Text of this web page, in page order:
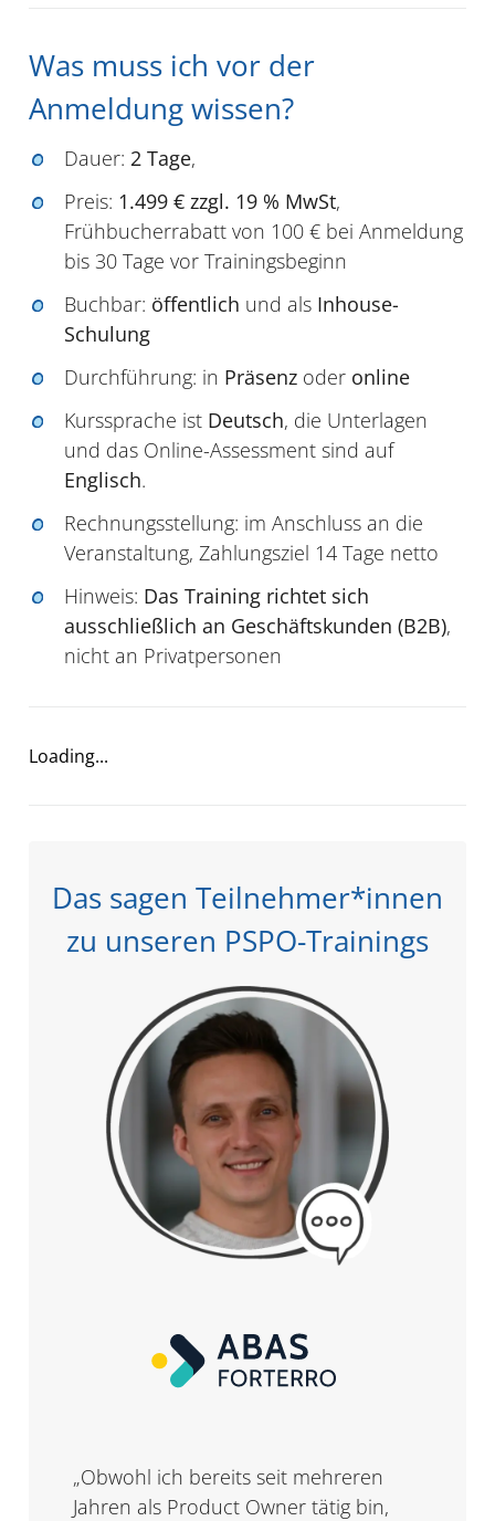
Was muss ich vor der
Anmeldung wissen?
Dauer: 2 Tage,
Preis: 1.499 € zzgl. 19 % MwSt,
Frühbucherrabatt von 100 € bei Anmeldung
bis 30 Tage vor Trainingsbeginn
Buchbar: öffentlich und als Inhouse-
Schulung
Durchführung: in Präsenz oder online
Kurssprache ist Deutsch, die Unterlagen
und das Online-Assessment sind auf
Englisch.
Rechnungsstellung: im Anschluss an die
Veranstaltung, Zahlungsziel 14 Tage netto
Hinweis: Das Training richtet sich
ausschließlich an Geschäftskunden (B2B),
nicht an Privatpersonen
Loading...
Das sagen Teilnehmer*innen
zu unseren PSPO-Trainings
„Obwohl ich bereits seit mehreren
Jahren als Product Owner tätig bin,